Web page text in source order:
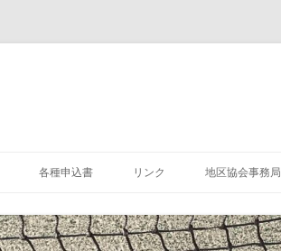
各種申込書 リンク 地区協会事務局